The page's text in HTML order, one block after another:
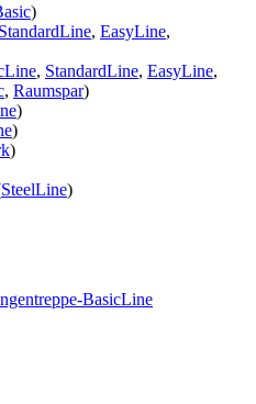
)
StandardLine, EasyLine,
, StandardLine, EasyLine,
, Raumspar)
)
)
)
SteelLine)